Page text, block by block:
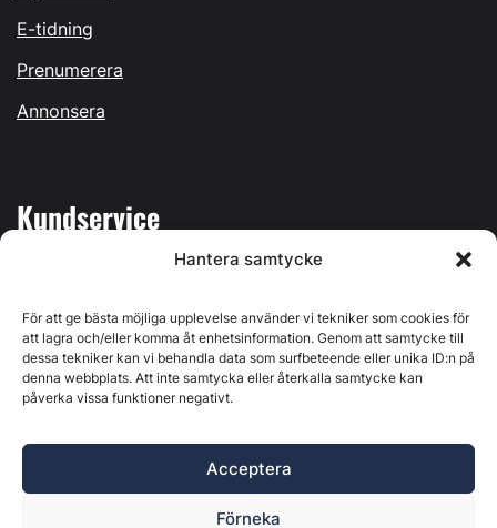
Hantera samtycke
För att ge bästa möjliga upplevelse använder vi tekniker som cookies för
att lagra och/eller komma åt enhetsinformation. Genom att samtycke till
dessa tekniker kan vi behandla data som surfbeteende eller unika ID:n på
denna webbplats. Att inte samtycka eller återkalla samtycke kan
påverka vissa funktioner negativt.
Acceptera
Förneka
E-tidning
Prenumerera
Annonsera
Kundservice
Kontakta oss
Östernäsvägen 1, 827 32 Ljusdal, org.nr: 556625-6425 -
Ansvarig utgivare: Henrik Ekberg. Innehållet på denna
webbplats är upphovsrättsligt skyddat. Ange källa vid citering.
Byggvärlden är en del avMarknadsdatagruppen